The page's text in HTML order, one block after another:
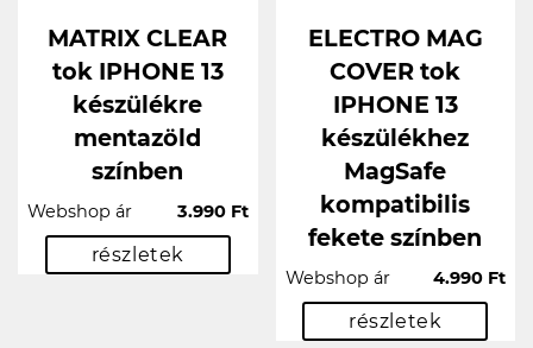
MATRIX CLEAR
tok IPHONE 13
készülékre
mentazöld
színben
Webshop ár 3.990 Ft
részletek
ELECTRO MAG
COVER tok
IPHONE 13
készülékhez
MagSafe
kompatibilis
fekete színben
Webshop ár 4.990 Ft
részletek